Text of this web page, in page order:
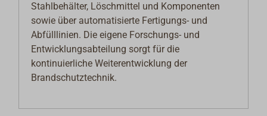
Stahlbehälter, Löschmittel und Komponenten
sowie über automatisierte Fertigungs- und
Abfülllinien. Die eigene Forschungs- und
Entwicklungsabteilung sorgt für die
kontinuierliche Weiterentwicklung der
Brandschutztechnik.